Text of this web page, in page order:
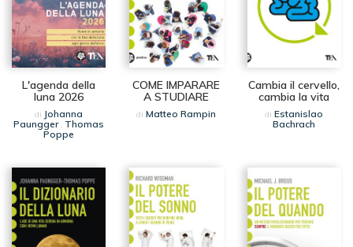
L'agenda della
luna 2026
di Johanna
Paungger, Thomas
Poppe
COME IMPARARE
A STUDIARE
diMatteo Rampin
Cambia il cervello,
cambia la vita
diEstanislao
Bachrach